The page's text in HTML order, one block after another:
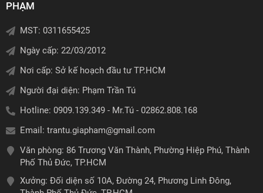
PHẠM
MST: 0311655425
Ngày cấp: 22/03/2012
Nơi cấp: Sở kế hoạch đầu tư TP.HCM
Người đại diện: Phạm Trần Tú
Hotline: 0909.139.349 - Mr.Tú - 02862.808.168
Email: trantu.giapham@gmail.com
Văn phòng: 86 Trương Văn Thành, Phường Hiệp Phú, Thành
Phố Thủ Đức, TP.HCM
Xưởng: Đối diện số 10A, Đường 24, Phương Linh Đông,